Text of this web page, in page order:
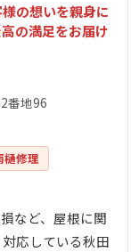
の想いを親身に
の満足をお届け
番地96
樋修理
など、屋根に関
応している秋田